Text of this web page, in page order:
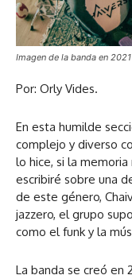
Imagen de la banda en
Por: Orly Vides.
En esta humilde
complejo y diverso
lo hice, si la
escribiré sobre una
de este género,
jazzero, el grupo
como el funk y la
La banda se creó en